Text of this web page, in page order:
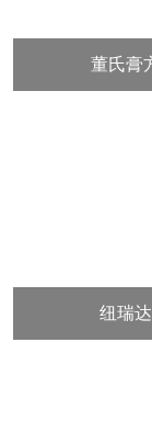
董氏膏
纽瑞达